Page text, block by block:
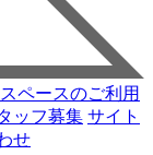
ペースのご利用
ッフ募集 サイト
せ